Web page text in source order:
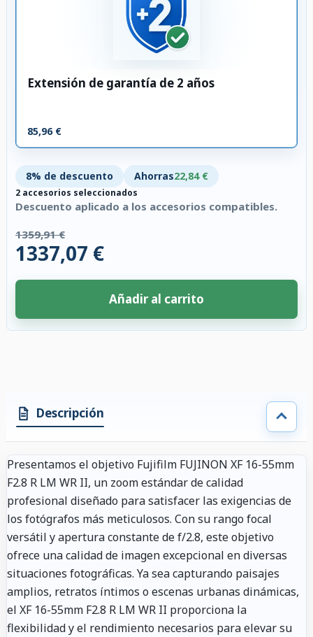
Extensión de garantía de 2 años
85,96 €
8% de descuento Ahorras22,84 €
2 accesorios seleccionados
Descuento aplicado a los accesorios compatibles.
1359,91 €
1337,07 €
Añadir al carrito
Descripción
Presentamos el objetivo Fujifilm FUJINON XF 16-55mm
F2.8 R LM WR II, un zoom estándar de calidad
profesional diseñado para satisfacer las exigencias de
los fotógrafos más meticulosos. Con su rango focal
versátil y apertura constante de f/2.8, este objetivo
ofrece una calidad de imagen excepcional en diversas
situaciones fotográficas. Ya sea capturando paisajes
amplios, retratos íntimos o escenas urbanas dinámicas,
el XF 16-55mm F2.8 R LM WR II proporciona la
flexibilidad y el rendimiento necesarios para elevar su